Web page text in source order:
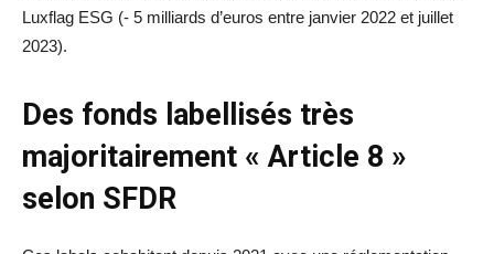
Luxflag ESG (- 5 milliards d’euros entre janvier 2022 et juillet
2023).
Des fonds labellisés très
majoritairement « Article 8 »
selon SFDR